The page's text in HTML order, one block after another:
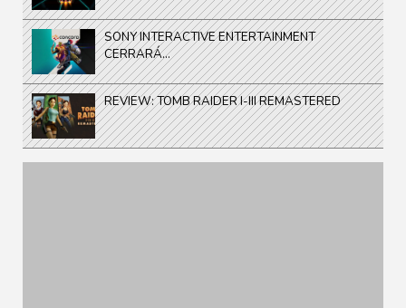
SONY INTERACTIVE ENTERTAINMENT
CERRARÁ...
REVIEW: TOMB RAIDER I-III REMASTERED